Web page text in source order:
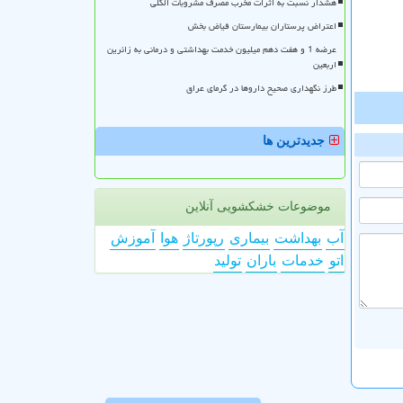
اعتراض پرستاران بیمارستان فیاض بخش
عرضه 1 و هفت دهم میلیون خدمت بهداشتی و درمانی به زائرین
اربعین
طرز نگهداری صحیح داروها در گرمای عراق
جدیدترین ها
موضوعات خشکشویی آنلاین
آب بهداشت بیماری رپورتاژ هوا
آموزش
اتو خدمات باران تولید